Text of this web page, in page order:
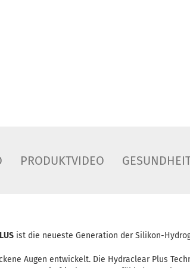
PRODUKTVIDEO
ist die neueste Generation der Silikon-
Augen entwickelt. Die Hydraclear Plus